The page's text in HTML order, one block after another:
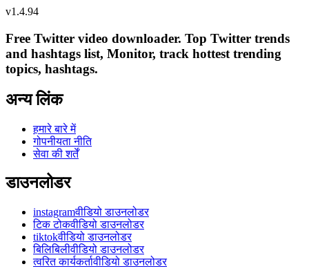
v1.4.94
Free Twitter video downloader. Top Twitter trends
and hashtags list, Monitor, track hottest trending
topics, hashtags.
अन्य लिंक
हमारे बारे में
गोपनीयता नीति
सेवा की शर्तें
डाउनलोडर
instagramवीडियो डाउनलोडर
टिक टोकवीडियो डाउनलोडर
tiktokवीडियो डाउनलोडर
बिलिबिलीवीडियो डाउनलोडर
त्वरित कार्यकर्तावीडियो डाउनलोडर